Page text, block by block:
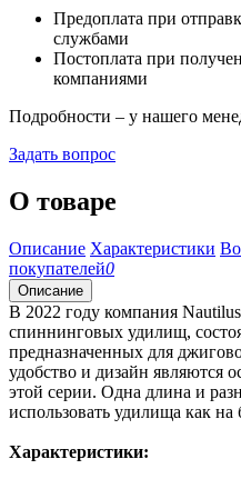
Предоплата при
службами
Постоплата при
компаниями
Подробности – у нашего
Задать вопрос
О товаре
Описание Характеристики
покупателей0
Описание
В 2022 году компания
спиннинговых удилищ,
предназначенных для
удобство и дизайн являются
этой серии. Одна длина и
использовать удилища как на
Характеристики: